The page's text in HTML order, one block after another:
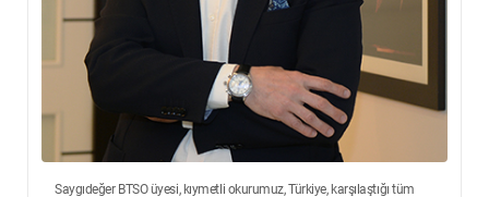
Saygıdeğer BTSO üyesi, kıymetli okurumuz, Türkiye, karşılaştığı tüm